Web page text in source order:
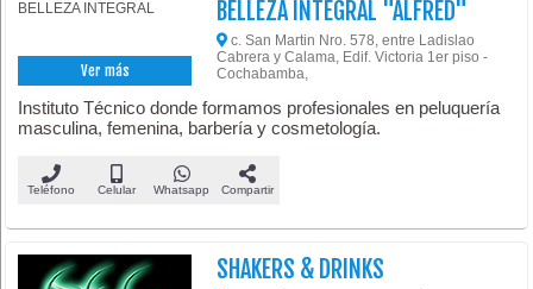
Ver más
BELLEZA INTEGRAL "ALFRED"
c. San Martin Nro. 578, entre Ladislao
Cabrera y Calama, Edif. Victoria 1er piso -
Cochabamba,
Instituto Técnico donde formamos profesionales en peluquería
masculina, femenina, barbería y cosmetología.
Teléfono Celular Whatsapp Compartir
SHAKERS & DRINKS